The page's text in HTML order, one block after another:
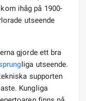
ihåg på 1900-
utseende
gjorde ett bra
liga utseende.
supporten
Kungliga